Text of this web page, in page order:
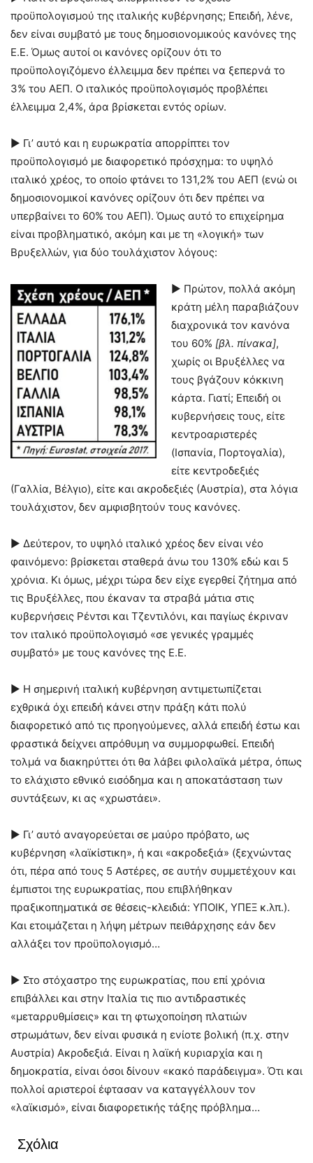
προϋπολογισμού της ιταλικής κυβέρνησης; Επειδή, λένε,
δεν είναι συμβατό με τους δημοσιονομικούς κανόνες της
Ε.Ε. Όμως αυτοί οι κανόνες ορίζουν ότι το
προϋπολογιζόμενο έλλειμμα δεν πρέπει να ξεπερνά το
3% του ΑΕΠ. Ο ιταλικός προϋπολογισμός προβλέπει
έλλειμμα 2,4%, άρα βρίσκεται εντός ορίων.
► Γι’ αυτό και η ευρωκρατία απορρίπτει τον
προϋπολογισμό με διαφορετικό πρόσχημα: το υψηλό
ιταλικό χρέος, το οποίο φτάνει το 131,2% του ΑΕΠ (ενώ οι
δημοσιονομικοί κανόνες ορίζουν ότι δεν πρέπει να
υπερβαίνει το 60% του ΑΕΠ). Όμως αυτό το επιχείρημα
είναι προβληματικό, ακόμη και με τη «λογική» των
Βρυξελλών, για δύο τουλάχιστον λόγους:
► Πρώτον, πολλά ακόμη
κράτη μέλη παραβιάζουν
διαχρονικά τον κανόνα
του 60% [βλ. πίνακα],
χωρίς οι Βρυξέλλες να
τους βγάζουν κόκκινη
κάρτα. Γιατί; Επειδή οι
κυβερνήσεις τους, είτε
κεντροαριστερές
(Ισπανία, Πορτογαλία),
είτε κεντροδεξιές
(Γαλλία, Βέλγιο), είτε και ακροδεξιές (Αυστρία), στα λόγια
τουλάχιστον, δεν αμφισβητούν τους κανόνες.
► Δεύτερον, το υψηλό ιταλικό χρέος δεν είναι νέο
φαινόμενο: βρίσκεται σταθερά άνω του 130% εδώ και 5
χρόνια. Κι όμως, μέχρι τώρα δεν είχε εγερθεί ζήτημα από
τις Βρυξέλλες, που έκαναν τα στραβά μάτια στις
κυβερνήσεις Ρέντσι και Τζεντιλόνι, και παγίως έκριναν
τον ιταλικό προϋπολογισμό «σε γενικές γραμμές
συμβατό» με τους κανόνες της Ε.Ε.
► Η σημερινή ιταλική κυβέρνηση αντιμετωπίζεται
εχθρικά όχι επειδή κάνει στην πράξη κάτι πολύ
διαφορετικό από τις προηγούμενες, αλλά επειδή έστω και
φραστικά δείχνει απρόθυμη να συμμορφωθεί. Επειδή
τολμά να διακηρύττει ότι θα λάβει φιλολαϊκά μέτρα, όπως
το ελάχιστο εθνικό εισόδημα και η αποκατάσταση των
συντάξεων, κι ας «χρωστάει».
► Γι’ αυτό αναγορεύεται σε μαύρο πρόβατο, ως
κυβέρνηση «λαϊκίστικη», ή και «ακροδεξιά» (ξεχνώντας
ότι, πέρα από τους 5 Αστέρες, σε αυτήν συμμετέχουν και
έμπιστοι της ευρωκρατίας, που επιβλήθηκαν
πραξικοπηματικά σε θέσεις-κλειδιά: ΥΠΟΙΚ, ΥΠΕΞ κ.λπ.).
Και ετοιμάζεται η λήψη μέτρων πειθάρχησης εάν δεν
αλλάξει τον προϋπολογισμό…
► Στο στόχαστρο της ευρωκρατίας, που επί χρόνια
επιβάλλει και στην Ιταλία τις πιο αντιδραστικές
«μεταρρυθμίσεις» και τη φτωχοποίηση πλατιών
στρωμάτων, δεν είναι φυσικά η ενίοτε βολική (π.χ. στην
Αυστρία) Ακροδεξιά. Είναι η λαϊκή κυριαρχία και η
δημοκρατία, είναι όσοι δίνουν «κακό παράδειγμα». Ότι και
πολλοί αριστεροί έφτασαν να καταγγέλλουν τον
«λαϊκισμό», είναι διαφορετικής τάξης πρόβλημα…
Σχόλια